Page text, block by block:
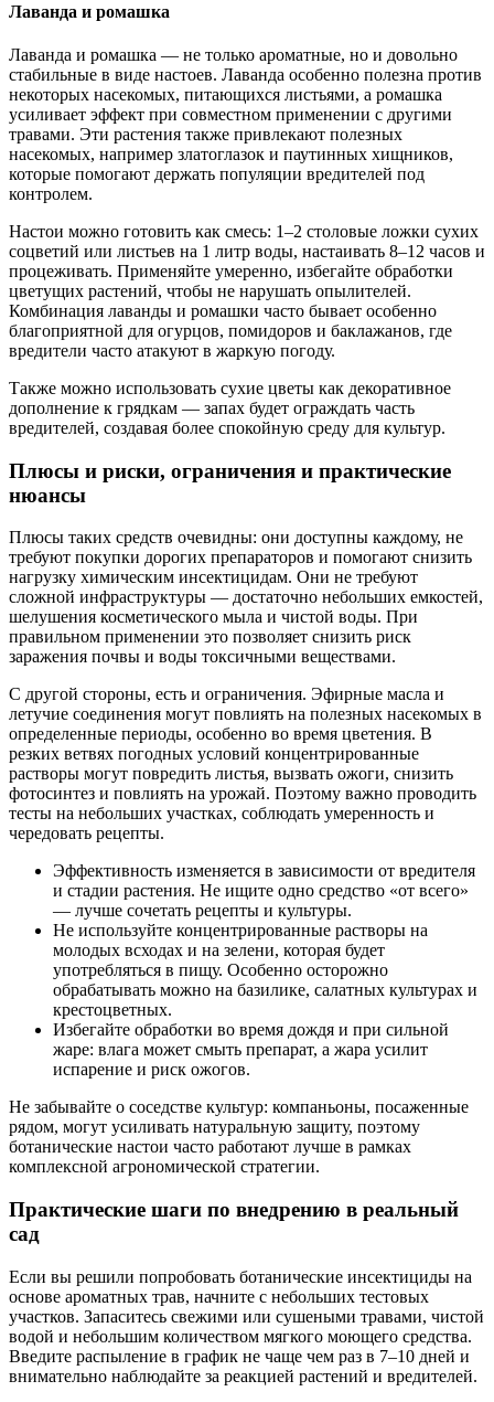
Лаванда и ромашка
Лаванда и ромашка — не только ароматные, но и довольно
стабильные в виде настоев. Лаванда особенно полезна против
некоторых насекомых, питающихся листьями, а ромашка
усиливает эффект при совместном применении с другими
травами. Эти растения также привлекают полезных
насекомых, например златоглазок и паутинных хищников,
которые помогают держать популяции вредителей под
контролем.
Настои можно готовить как смесь: 1–2 столовые ложки сухих
соцветий или листьев на 1 литр воды, настаивать 8–12 часов и
процеживать. Применяйте умеренно, избегайте обработки
цветущих растений, чтобы не нарушать опылителей.
Комбинация лаванды и ромашки часто бывает особенно
благоприятной для огурцов, помидоров и баклажанов, где
вредители часто атакуют в жаркую погоду.
Также можно использовать сухие цветы как декоративное
дополнение к грядкам — запах будет ограждать часть
вредителей, создавая более спокойную среду для культур.
Плюсы и риски, ограничения и практические
нюансы
Плюсы таких средств очевидны: они доступны каждому, не
требуют покупки дорогих препараторов и помогают снизить
нагрузку химическим инсектицидам. Они не требуют
сложной инфраструктуры — достаточно небольших емкостей,
шелушения косметического мыла и чистой воды. При
правильном применении это позволяет снизить риск
заражения почвы и воды токсичными веществами.
С другой стороны, есть и ограничения. Эфирные масла и
летучие соединения могут повлиять на полезных насекомых в
определенные периоды, особенно во время цветения. В
резких ветвях погодных условий концентрированные
растворы могут повредить листья, вызвать ожоги, снизить
фотосинтез и повлиять на урожай. Поэтому важно проводить
тесты на небольших участках, соблюдать умеренность и
чередовать рецепты.
Эффективность изменяется в зависимости от вредителя
и стадии растения. Не ищите одно средство «от всего»
— лучше сочетать рецепты и культуры.
Не используйте концентрированные растворы на
молодых всходах и на зелени, которая будет
употребляться в пищу. Особенно осторожно
обрабатывать можно на базилике, салатных культурах и
крестоцветных.
Избегайте обработки во время дождя и при сильной
жаре: влага может смыть препарат, а жара усилит
испарение и риск ожогов.
Не забывайте о соседстве культур: компаньоны, посаженные
рядом, могут усиливать натуральную защиту, поэтому
ботанические настои часто работают лучше в рамках
комплексной агрономической стратегии.
Практические шаги по внедрению в реальный
сад
Если вы решили попробовать ботанические инсектициды на
основе ароматных трав, начните с небольших тестовых
участков. Запаситесь свежими или сушеными травами, чистой
водой и небольшим количеством мягкого моющего средства.
Введите распыление в график не чаще чем раз в 7–10 дней и
внимательно наблюдайте за реакцией растений и вредителей.